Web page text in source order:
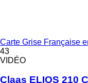
Carte Grise Française
43
VIDÉO
Claas ELIOS 210